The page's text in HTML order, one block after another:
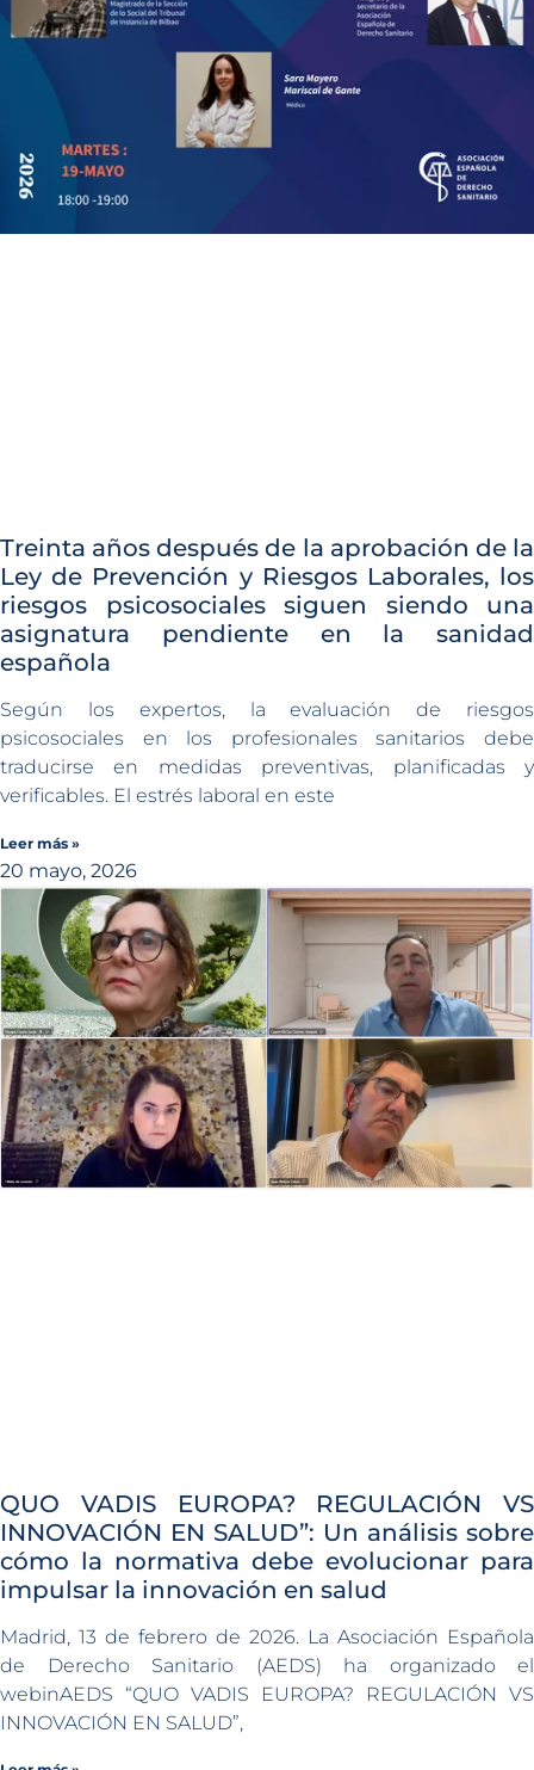
Treinta años después de la aprobación de la
Ley de Prevención y Riesgos Laborales, los
riesgos psicosociales siguen siendo una
asignatura pendiente en la sanidad
española
Según los expertos, la evaluación de riesgos
psicosociales en los profesionales sanitarios debe
traducirse en medidas preventivas, planificadas y
verificables. El estrés laboral en este
Leer más »
20 mayo, 2026
QUO VADIS EUROPA? REGULACIÓN VS
INNOVACIÓN EN SALUD”: Un análisis sobre
cómo la normativa debe evolucionar para
impulsar la innovación en salud
Madrid, 13 de febrero de 2026. La Asociación Española
de Derecho Sanitario (AEDS) ha organizado el
webinAEDS “QUO VADIS EUROPA? REGULACIÓN VS
INNOVACIÓN EN SALUD”,